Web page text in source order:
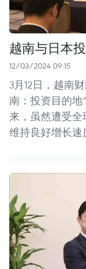
越南与日本
12/03/2024 09:15
3月12日，越南
南：投资目的地
来，虽然遭受
维持良好增长速